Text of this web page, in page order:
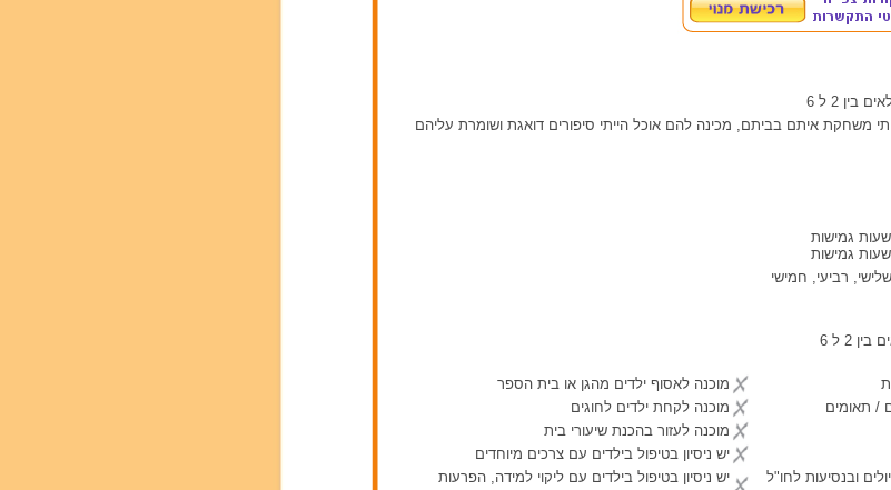
משחקת איתם בביתם, מכינה להם אוכל הייתי סיפורים דואגת ושומרת עליהם
גמישות
גמישות
רביעי, חמישי
2 ל 6
/ תאומים
ובנסיעות לחו"ל
מוכנה לאסוף ילדים מהגן או בית הספר
מוכנה לקחת ילדים לחוגים
מוכנה לעזור בהכנת שיעורי בית
יש ניסיון בטיפול בילדים עם צרכים מיוחדים
יש ניסיון בטיפול בילדים עם ליקוי למידה, הפרעות